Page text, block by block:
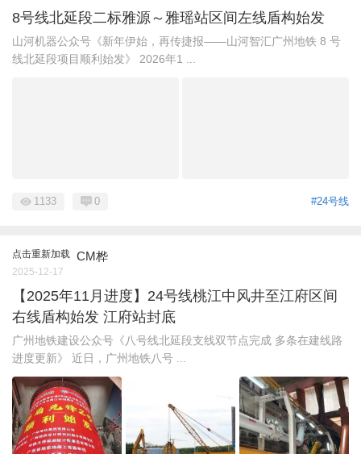
8号线北延段二标雅源～雅瑶站区间左线盾构始发
山河机器公众号《新年伊始，再传捷报——山河智汇广州地铁 8 号
线北延段项目顺利始发》 2026年1 ...
#24号线
1133 0
点击重新加载 CM桦
2025-12-17
【2025年11月进度】24号线桃江中风井至江府区间
右线盾构始发 江府站封底
广州地铁建设公众号《八号线北延段支线双节点完成 多条在建线路
进度更新》 近日，广州地铁八号 ...